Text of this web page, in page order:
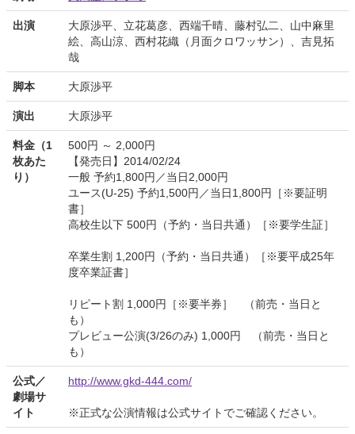
出演
大原渉平、立花葛彦、西端千晴、藤村弘二、山中麻里
絵、高山涼、西村花織（月面クロワッサン）、吉見拓
哉
脚本 大原渉平
演出 大原渉平
料金（1
枚あた
り）
500円 ～ 2,000円
【発売日】2014/02/24
一般 予約1,800円／当日2,000円
ユース(U-25) 予約1,500円／当日1,800円［※要証明
書］
高校生以下 500円（予約・当日共通）［※要学生証］
卒業生割 1,200円（予約・当日共通）［※要平成25年
度卒業証書］
リピート割 1,000円［※要半券］ （前売・当日と
も）
プレビュー公演(3/26のみ) 1,000円 （前売・当日と
も）
公式／
劇場サ
イト
http://www.gkd-444.com/
※正式な公演情報は公式サイトでご確認ください。